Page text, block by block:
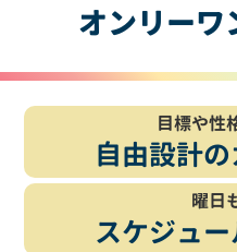
オンリーワ
目標や性
自由設計の
曜日
スケジュ